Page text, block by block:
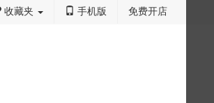
收藏夹 手机版 免费开店